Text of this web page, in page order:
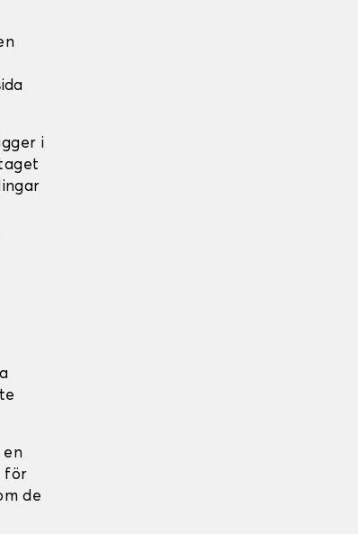
i
för
de